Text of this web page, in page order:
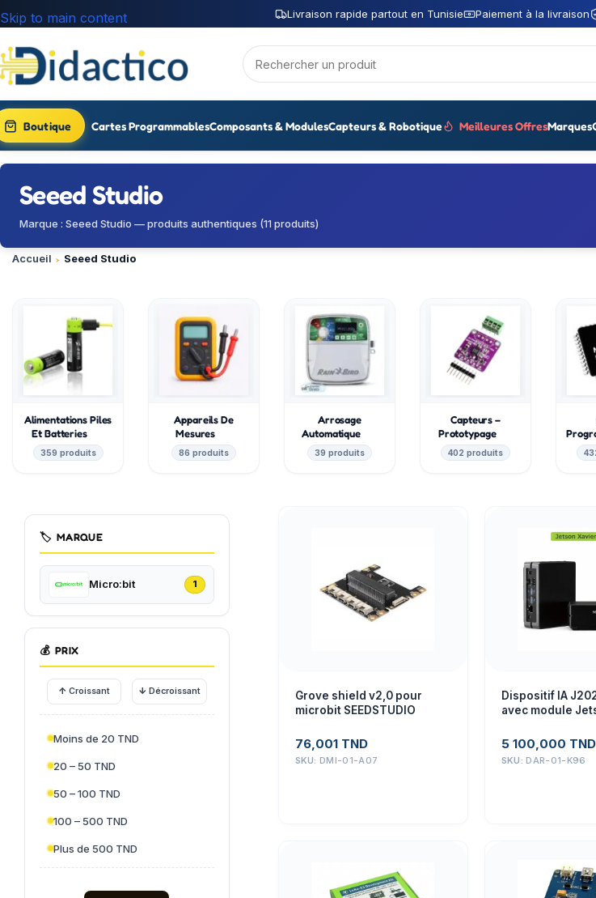
Livraison rapide partout en Tunisie Paiement à la livraison
Skip to main content
Boutique Cartes ProgrammablesComposants & ModulesCapteurs & Robotique Meilleures OffresMarques
Seeed Studio
Marque : Seeed Studio — produits authentiques (11 produits)
Accueil Seeed Studio
Alimentations Piles
Et Batteries
359 produits
Appareils De
Mesures
86 produits
Arrosage
Automatique
39 produits
Capteurs –
Prototypage
402 produits
🏷️ MARQUE
Micro:bit 1
💰 PRIX
↑ Croissant ↓ Décroissant
Moins de 20 TND
20 – 50 TND
50 – 100 TND
100 – 500 TND
Plus de 500 TND
Grove shield v2,0 pour
microbit SEEDSTUDIO
76,001 TND
SKU: DMI-01-A07
Dispositif IA
avec module
110061402
5 100,000 TND
SKU: DAR-01-K96